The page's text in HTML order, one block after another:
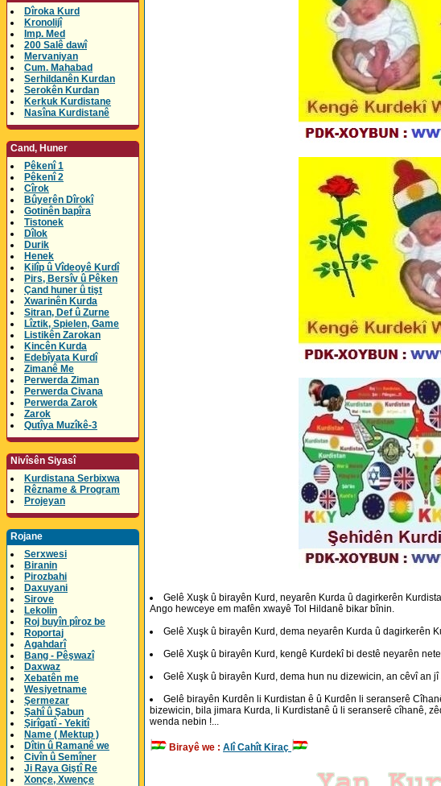
Dîroka Kurd
Kronolijî
Imp. Med
200 Salê dawî
Mervaniyan
Cum. Mahabad
Serhildanên Kurdan
Serokên Kurdan
Kerkuk Kurdistane
Nasîna Kurdistanê
Cand, Huner
Pêkenî 1
Pêkenî 2
Cîrok
Bûyerên Dîrokî
Gotinên bapîra
Tistonek
Dîlok
Durik
Henek
Kilîp û Vîdeoyê Kurdî
Pirs, Bersîv û Pêken
Çand huner û tişt
Xwarinên Kurda
Sitran, Def û Zurne
Lîztik, Spielen, Game
Listikên Zarokan
Kincên Kurda
Edebîyata Kurdî
Zimanê Me
Perwerda Ziman
Perwerda Civana
Perwerda Zarok
Zarok
Qutîya Muzîkê-3
Nivîsên Siyasî
Kurdistana Serbixwa
Rêzname & Program
Projeyan
Rojane
Serxwesi
Biranin
Pirozbahi
Daxuyani
Sirove
Lekolin
Roj buyîn pîroz be
Roportaj
Agahdarî
Bang - Pêşwazî
Daxwaz
Xebatên me
Wesiyetname
Şermezar
Şahî û Şabun
Şirîgatî - Yekitî
Name ( Mektup )
Dîtin û Ramanê we
Civîn û Semîner
Ji Raya Giştî Re
Xonçe, Xwençe
Gelê Xuşk û birayên Kurd, neyarên Kurda û dagirkerên
Ango hewceye em mafên xwayê Tol Hildanê bikar bînin.
Gelê Xuşk û birayên Kurd, dema neyarên Kurda û dagirkerên
Gelê Xuşk û birayên Kurd, kengê Kurdekî bi destê neyarên
Gelê Xuşk û birayên Kurd, dema hun nu dizewicin, an cêvî an
Gelê birayên Kurdên li Kurdistan ê û Kurdên li seranserê
bizewicin, bila jimara Kurda, li Kurdistanê û li seranserê cîhanê,
wenda nebin !...
Birayê we : Alî Cahît Kiraç